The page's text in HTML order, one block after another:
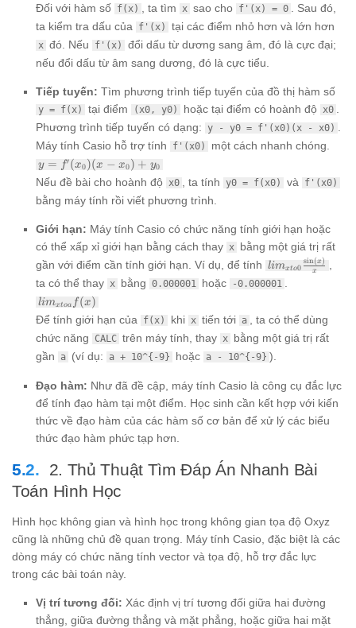
Đối với hàm số f(x) , ta tìm x sao cho f'(x) = 0
. Sau đó,
ta kiểm tra dấu của
f'(x) tại các điểm nhỏ hơn và lớn hơn
x đó. Nếu f'(x)
đổi dấu từ dương sang âm, đó là cực đại;
nếu đổi dấu từ âm sang dương, đó là cực tiểu.
Tiếp tuyến: Tìm phương trình tiếp tuyến của đồ thị hàm số
y = f(x) tại điểm (x0, y0) hoặc tại điểm có hoành độ x0
Phương trình tiếp tuyến có dạng: y - y0 = f'(x0)(x - x0)
Máy tính Casio hỗ trợ tính
f'(x0) một cách nhanh chóng.
y =
f'(x_0)
(x -
x_0)
y = f′(x0)(x − x0) + y0
Nếu đề bài cho hoành độ x0 , ta tính y0 = f(x0) và f'(x0)
bằng máy tính rồi viết phương trình.
Giới hạn: Máy tính Casio có chức năng tính giới hạn hoặc
có thể xấp xỉ giới hạn bằng cách thay x bằng một giá trị rất
gần với điểm cần tính giới hạn. Ví dụ, để tính lim_{xto
\frac{\sin
limxto0 x
sin(x)
ta có thể thay x bằng 0.000001 hoặc -0.000001
lim_{xto
a} f(x)
limxtoa f(x)
Để tính giới hạn của f(x) khi x tiến tới a
, ta có thể dùng
chức năng
CALC trên máy tính, thay x bằng một giá trị rất
gần
a (ví dụ: a + 10^{-9} hoặc a - 10^{-9} ).
Đạo hàm: Như đã đề cập, máy tính Casio là công cụ đắc lực
để tính đạo hàm tại một điểm. Học sinh cần kết hợp với kiến
thức về đạo hàm của các hàm số cơ bản để xử lý các biểu
thức đạo hàm phức tạp hơn.
2. Thủ Thuật Tìm Đáp Án Nhanh Bài
Toán Hình Học
Hình học không gian và hình học trong không gian tọa độ Oxyz
cũng là những chủ đề quan trọng. Máy tính Casio, đặc biệt là các
dòng máy có chức năng tính vector và tọa độ, hỗ trợ đắc lực
trong các bài toán này.
Vị trí tương đối: Xác định vị trí tương đối giữa hai đường
thẳng, giữa đường thẳng và mặt phẳng, hoặc giữa hai mặt